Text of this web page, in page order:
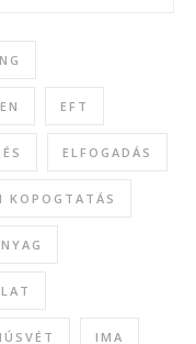
EFT
ELFOGADÁS
KOPOGTATÁS
IMA